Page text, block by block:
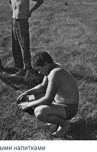
напитками